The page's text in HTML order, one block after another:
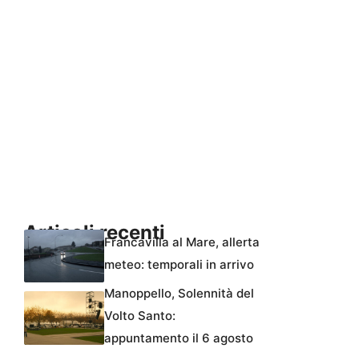
Articoli recentiFrancavilla al Mare, allerta
meteo: temporali in arrivo
Manoppello, Solennità del
Volto Santo:
appuntamento il 6 agosto